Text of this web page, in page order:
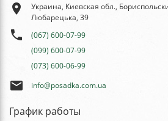
place
Украина, Киевская обл.,
Любарецька, 39
phone
(067) 600-07-99
(099) 600-07-99
(073) 600-06-99
email info@posadka.com.ua
График работы